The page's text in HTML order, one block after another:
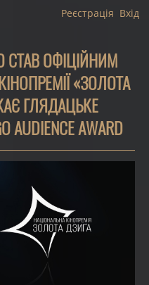
Вхід
Реєстрація
СТАВ ОФІЦІЙНИМ
«ЗОЛОТА
ГЛЯДАЦЬКЕ
AWARD